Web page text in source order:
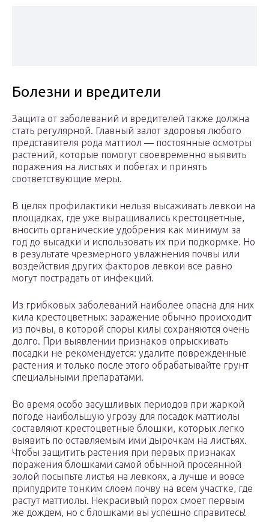
Болезни и вредители
Защита от заболеваний и вредителей также должна
стать регулярной. Главный залог здоровья любого
представителя рода маттиол — постоянные осмотры
растений, которые помогут своевременно выявить
поражения на листьях и побегах и принять
соответствующие меры.
В целях профилактики нельзя высаживать левкои на
площадках, где уже выращивались крестоцветные,
вносить органические удобрения как минимум за
год до высадки и использовать их при подкормке. Но
в результате чрезмерного увлажнения почвы или
воздействия других факторов левкои все равно
могут пострадать от инфекций.
Из грибковых заболеваний наиболее опасна для них
кила крестоцветных: заражение обычно происходит
из почвы, в которой споры килы сохраняются очень
долго. При выявлении признаков опрыскивать
посадки не рекомендуется: удалите поврежденные
растения и только после этого обрабатывайте грунт
специальными препаратами.
Во время особо засушливых периодов при жаркой
погоде наибольшую угрозу для посадок маттиолы
составляют крестоцветные блошки, которых легко
выявить по оставляемым ими дырочкам на листьях.
Чтобы защитить растения при первых признаках
поражения блошками самой обычной просеянной
золой посыпьте листья на левкоях, а лучше и вовсе
припудрите тонким слоем почву на всем участке, где
растут маттиолы. Некрасивый порох смоет первым
же дождем, но с блошками вы успешно справитесь!